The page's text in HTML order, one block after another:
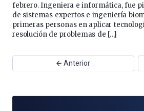
febrero. Ingeniera e informática, fue
de sistemas expertos e ingeniería
primeras personas en aplicar
resolución de problemas de […]
Anterior